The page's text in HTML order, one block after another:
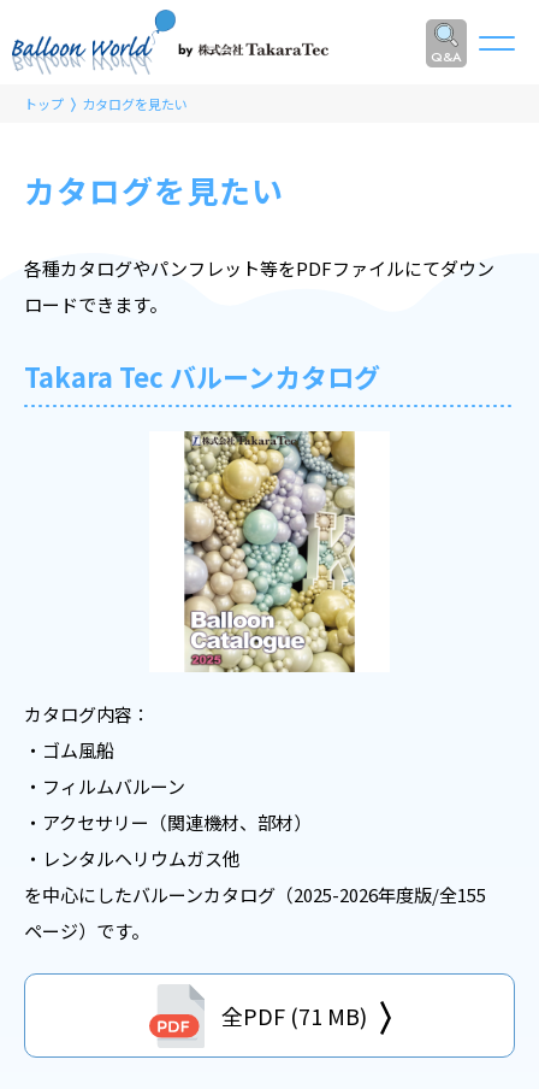
Q&A
トップ カタログを見たい
カタログを見たい
各種カタログやパンフレット等をPDFファイルにてダウン
ロードできます。
Takara Tec バルーンカタログ
カタログ内容：
・ゴム風船
・フィルムバルーン
・アクセサリー（関連機材、部材）
・レンタルヘリウムガス他
を中心にしたバルーンカタログ（2025-2026年度版/全155
ページ）です。
全PDF (71 MB)